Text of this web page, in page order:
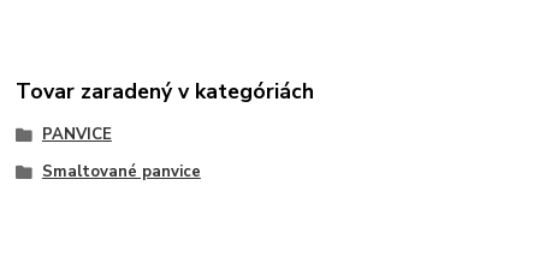
Tovar zaradený v kategóriách
PANVICE
Smaltované panvice